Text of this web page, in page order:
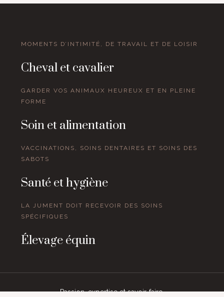
MOMENTS D’INTIMITÉ, DE TRAVAIL ET DE LOISIR
Cheval et cavalier
GARDER VOS ANIMAUX HEUREUX ET EN PLEINE
FORME
Soin et alimentation
VACCINATIONS, SOINS DENTAIRES ET SOINS DES
SABOTS
Santé et hygiène
LA JUMENT DOIT RECEVOIR DES SOINS
SPÉCIFIQUES
Élevage équin
Passion, expertise et savoir-faire.